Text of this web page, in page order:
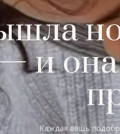
и она
Каждая вещь